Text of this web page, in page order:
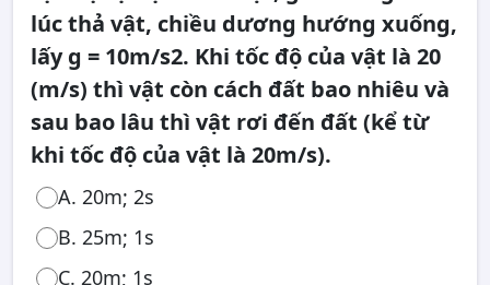
lúc thả vật, chiều dương hướng xuống,
lấy g = 10m/s2. Khi tốc độ của vật là 20
(m/s) thì vật còn cách đất bao nhiêu và
sau bao lâu thì vật rơi đến đất (kể từ
khi tốc độ của vật là 20m/s).
A. 20m; 2s
B. 25m; 1s
C. 20m; 1s